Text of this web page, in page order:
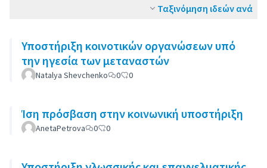
Ταξινόμηση ιδεών ανά
Υποστήριξη κοινοτικών οργανώσεων υπό
την ηγεσία των μεταναστών
Natalya Shevchenko 0 0
Ίση πρόσβαση στην κοινωνική υποστήριξη
AnetaPetrova 0 0